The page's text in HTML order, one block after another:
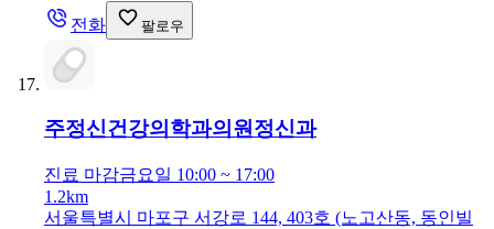
전화 팔로우
주정신건강의학과의원정신과
진료 마감금요일 10:00 ~ 17:00
1.2km
서울특별시 마포구 서강로 144, 403호 (노고산동, 동인빌